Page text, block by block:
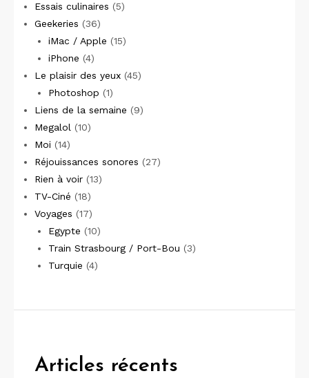
Essais culinaires (5)
Geekeries (36)
iMac / Apple (15)
iPhone (4)
Le plaisir des yeux (45)
Photoshop (1)
Liens de la semaine (9)
Megalol (10)
Moi (14)
Réjouissances sonores (27)
Rien à voir (13)
TV-Ciné (18)
Voyages (17)
Egypte (10)
Train Strasbourg / Port-Bou (3)
Turquie (4)
Articles récents